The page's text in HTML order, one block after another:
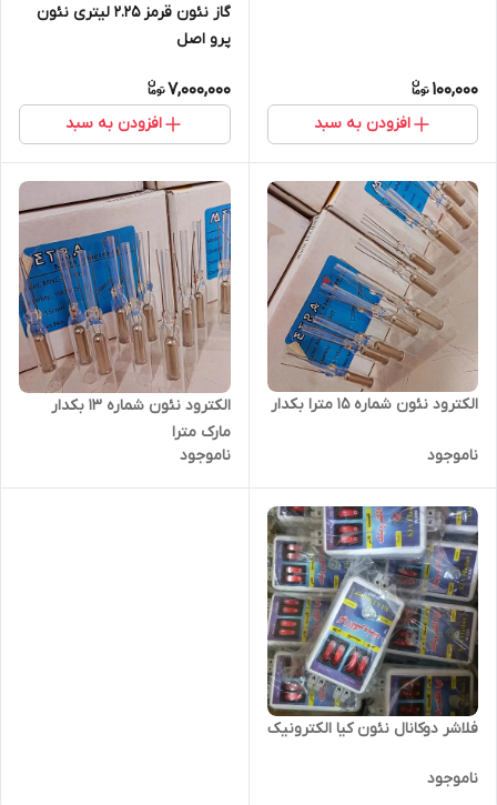
100,000
افزودن به سبد
گاز نئون قرمز ۲.۲۵ لیتری نئون
پرو اصل
7,000,000
افزودن به سبد
الکترود نئون شماره ۱۵ مترا بکدار
ناموجود
الکترود نئون شماره ۱۳ بکدار
مارک مترا
ناموجود
فلاشر دوکانال نئون کیا الکترونیک
ناموجود